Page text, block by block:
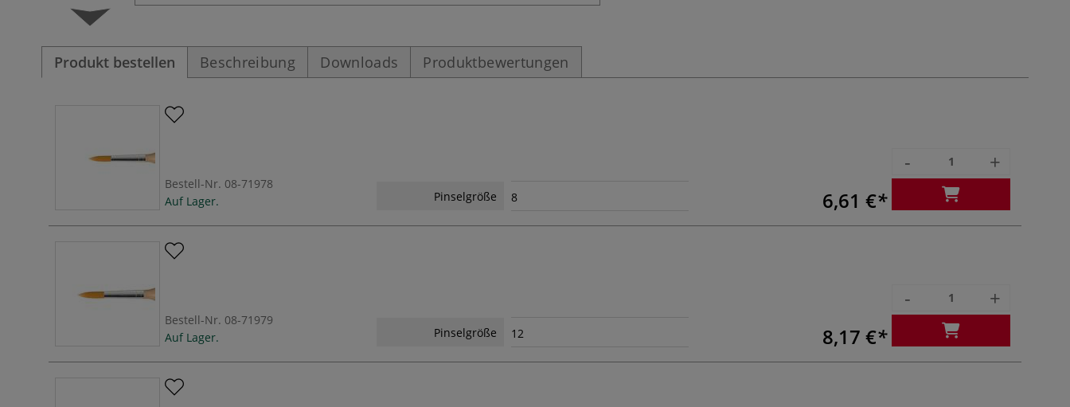
Produkt bestellen Beschreibung Downloads Produktbewertungen
Bestell-Nr. 08-71978
Auf Lager.
Pinselgröße 8 6,61 €
- +
Bestell-Nr. 08-71979
Auf Lager.
Pinselgröße 12 8,17 €
- +